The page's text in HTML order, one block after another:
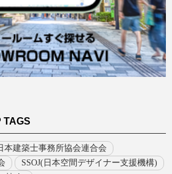
TAGS
本建築士事務所協会連合会
SSOJ(日本空間デザイナー支援機構)